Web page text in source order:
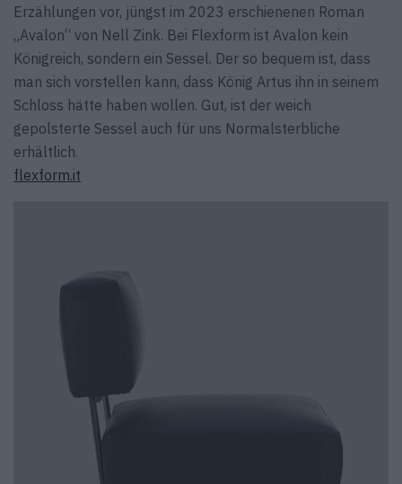
Erzählungen vor, jüngst im 2023 erschienenen Roman
„Avalon“ von Nell Zink. Bei Flexform ist Avalon kein
Königreich, sondern ein Sessel. Der so bequem ist, dass
man sich vorstellen kann, dass König Artus ihn in seinem
Schloss hätte haben wollen. Gut, ist der weich
gepolsterte Sessel auch für uns Normalsterbliche
erhältlich.
flexform.it